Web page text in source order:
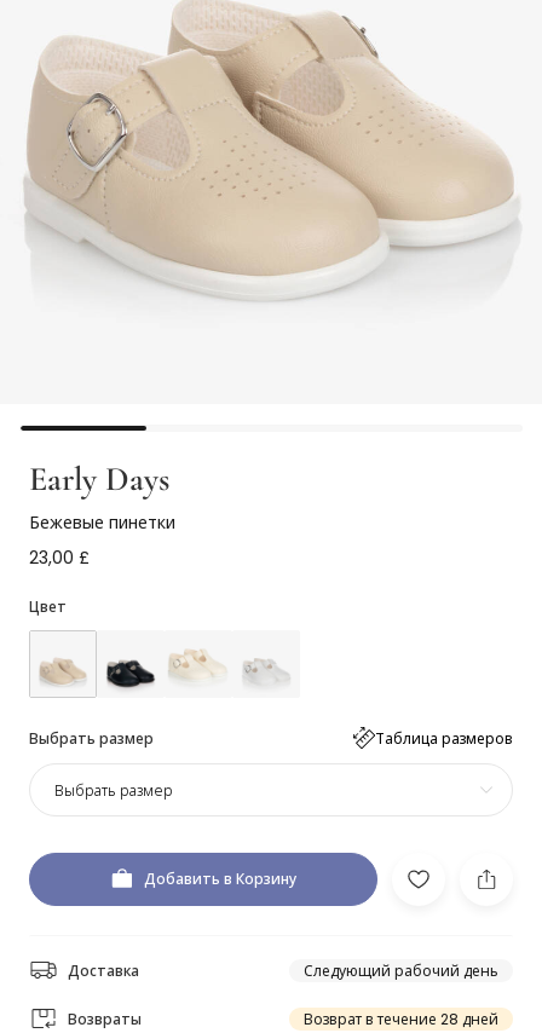
Early Days
Бежевые пинетки
23,00 £
Цвет
Выбрать размер Таблица размеров
Выбрать размер
Добавить в Корзину
Доставка Следующий рабочий день
Возвраты Возврат в течение 28 дней